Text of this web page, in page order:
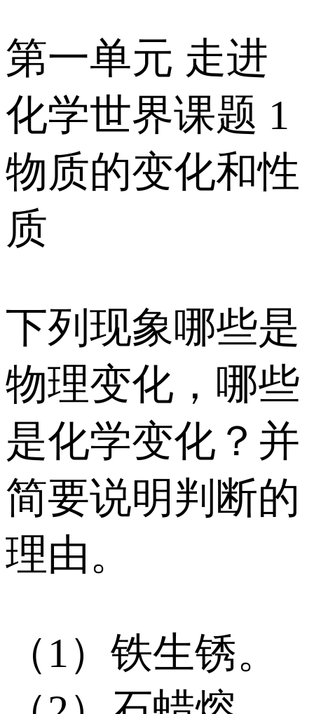
第一单元 走进
化学世界课题 1
物质的变化和性
质
下列现象哪些是
物理变化，哪些
是化学变化？并
简要说明判断的
理由。
（1）铁生锈。